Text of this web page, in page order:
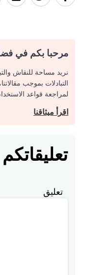
مرحبا بكم في
نريد مساحة للنقاش
التبادلات بموجب
لمراجعة قواعد
اقرأ ميثاقنا
تعليقاتكم
تعليق